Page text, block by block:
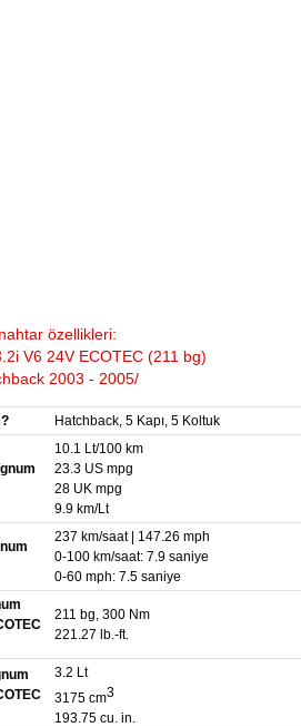
özellikleri:
V6 24V ECOTEC (211 bg)
2003 - 2005/
Hatchback, 5 Kapı, 5 Koltuk
10.1 Lt/100 km
23.3 US mpg
28 UK mpg
9.9 km/Lt
237 km/saat | 147.26 mph
0-100 km/saat: 7.9 saniye
0-60 mph: 7.5 saniye
211 bg, 300 Nm
221.27 lb.-ft.
3.2 Lt
3175 cm3
193.75 cu. in.